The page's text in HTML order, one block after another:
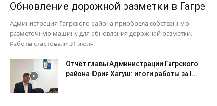
Обновление дорожной разметки в Гагре
Администрация Гагрского района приобрела собственную
разметочную машину для обновления дорожной разметки.
Работы стартовали 31 июля.
Отчёт главы Администрации Гагрского
района Юрия Хагуш: итоги работы за I...